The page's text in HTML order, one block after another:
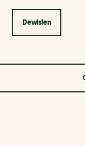
Dewislen